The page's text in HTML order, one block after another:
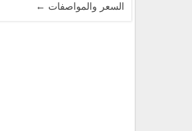
السعر والمواصفات ←